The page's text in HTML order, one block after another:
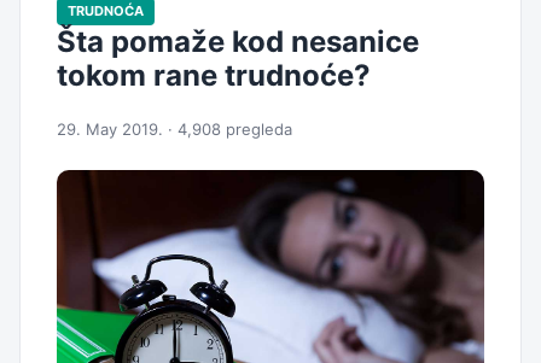
TRUDNOĆA
Šta pomaže kod nesanice
tokom rane trudnoće?
29. May 2019. · 4,908 pregleda